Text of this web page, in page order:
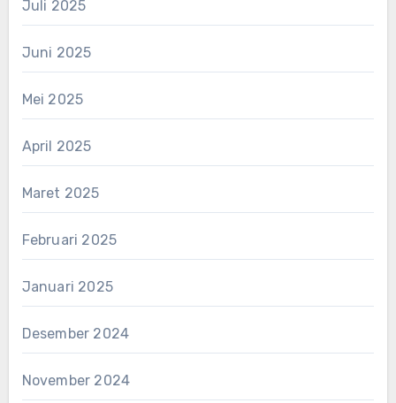
Juli 2025
Juni 2025
Mei 2025
April 2025
Maret 2025
Februari 2025
Januari 2025
Desember 2024
November 2024